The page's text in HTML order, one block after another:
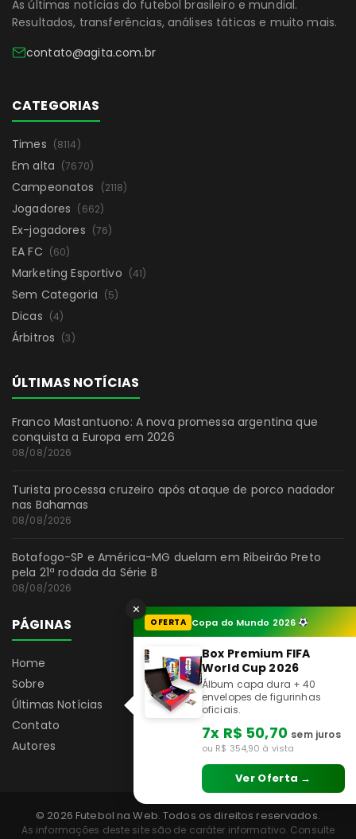
✕
OFERTA Copa do Mundo 2026
Box Premium FIFA
World Cup 2026
Álbum capa dura + 40
envelopes de figurinhas
oficiais.
7x R$ 50,70 sem juros
ou R$ 354,90 à vista
Ver Oferta →
As últimas notícias do futebol brasileiro e mundial.
Resultados, transferências, análises táticas e muito mais.
contato@agita.com.br
CATEGORIAS
Times (8114)
Em alta (7670)
Campeonatos (2118)
Jogadores (662)
Ex-jogadores (76)
EA FC (60)
Marketing Esportivo (41)
Sem Categoria (5)
Dicas (4)
Árbitros (3)
ÚLTIMAS NOTÍCIAS
Franco Mastantuono: A nova promessa argentina que
conquista a Europa em 2026
08/08/2026
Turista processa cruzeiro após ataque de porco nadador
nas Bahamas
08/08/2026
Botafogo-SP e América-MG duelam em Ribeirão Preto
pela 21ª rodada da Série B
08/08/2026
PÁGINAS
Home
Sobre
Últimas Notícias
Contato
Autores
© 2026 Futebol na Web. Todos os direitos reservados.
As informações deste site são de caráter informativo. Consulte